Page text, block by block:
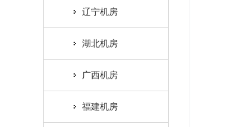
辽宁机房
湖北机房
广西机房
福建机房